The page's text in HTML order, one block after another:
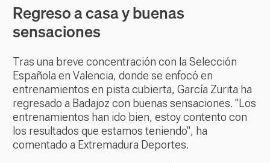
Regreso a casa y buenas
sensaciones
Tras una breve concentración con la Selección
Española en Valencia, donde se enfocó en
entrenamientos en pista cubierta, García Zurita ha
regresado a Badajoz con buenas sensaciones. "Los
entrenamientos han ido bien, estoy contento con
los resultados que estamos teniendo", ha
comentado a Extremadura Deportes.